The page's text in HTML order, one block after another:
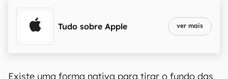
Tudo sobre Apple ver mais
Existe uma forma nativa para tirar o fundo das